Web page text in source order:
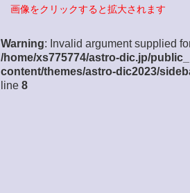
画像をクリックすると拡大されます
Warning: Invalid argument supplied
/home/xs775774/astro-dic.jp/
content/themes/astro-dic2023/
line 8